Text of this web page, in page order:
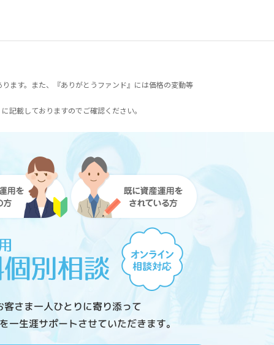
ます。また、『ありがとうファンド』には価格の変動等
記載しておりますのでご確認ください。
客さま一人ひとりに寄り添って
一生涯サポートさせていただきます。